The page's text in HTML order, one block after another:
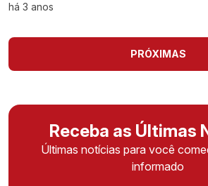
há 3 anos
PRÓXIMAS
Receba as Últimas
Últimas notícias para você
informado